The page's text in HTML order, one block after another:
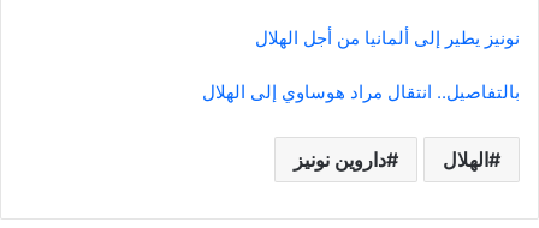
نونيز يطير إلى ألمانيا من أجل الهلال
بالتفاصيل.. انتقال مراد هوساوي إلى الهلال
الهلال داروين نونيز